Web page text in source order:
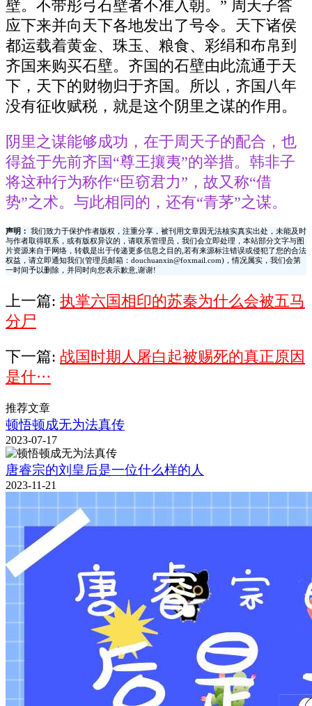
壁。不带彤弓石壁者不准入朝。” 周天子答
应下来并向天下各地发出了号令。天下诸侯
都运载着黄金、珠玉、粮食、彩绢和布帛到
齐国来购买石壁。齐国的石壁由此流通于天
下，天下的财物归于齐国。所以，齐国八年
没有征收赋税，就是这个阴里之谋的作用。
阴里之谋能够成功，在于周天子的配合，也
得益于先前齐国“尊王攘夷”的举措。韩非子
将这种行为称作“臣窃君力”，故又称“借
势”之术。与此相同的，还有“青茅”之谋。
声明：
我们致力于保护作者版权，注重分享，被刊用文章因无法核实真实出处，未能及时
与作者取得联系，或有版权异议的，请联系管理员，我们会立即处理，本站部分文字与图
片资源来自于网络，转载是出于传递更多信息之目的,若有来源标注错误或侵犯了您的合法
权益，请立即通知我们(管理员邮箱：douchuanxin@foxmail.com)，情况属实，我们会第
一时间予以删除，并同时向您表示歉意,谢谢!
上一篇: 执掌六国相印的苏秦为什么会被五马
分尸
下一篇: 战国时期人屠白起被赐死的真正原因
是什···
推荐文章
顿悟顿成无为法真传
2023-07-17
唐睿宗的刘皇后是一位什么样的人
2023-11-21